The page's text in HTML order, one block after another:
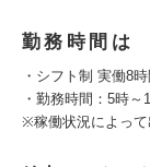
勤務時間は
・シフト制 実働8
・勤務時間：5時
※稼働状況によって